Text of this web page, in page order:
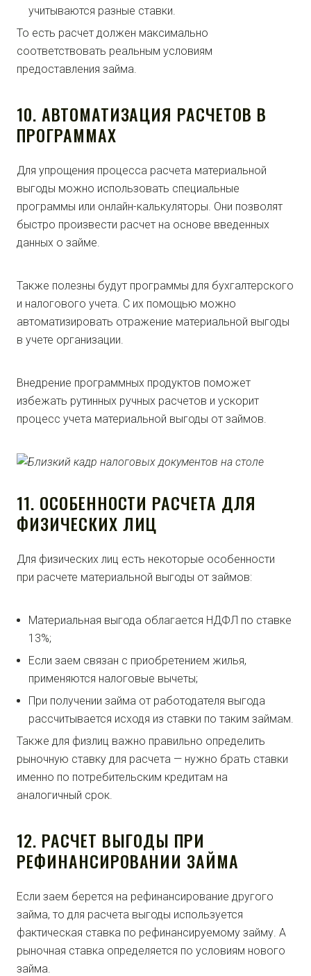
учитываются разные ставки.
То есть расчет должен максимально
соответствовать реальным условиям
предоставления займа.
10. АВТОМАТИЗАЦИЯ РАСЧЕТОВ В
ПРОГРАММАХ
Для упрощения процесса расчета материальной
выгоды можно использовать специальные
программы или онлайн-калькуляторы. Они позволят
быстро произвести расчет на основе введенных
данных о займе.
Также полезны будут программы для бухгалтерского
и налогового учета. С их помощью можно
автоматизировать отражение материальной выгоды
в учете организации.
Внедрение программных продуктов поможет
избежать рутинных ручных расчетов и ускорит
процесс учета материальной выгоды от займов.
11. ОСОБЕННОСТИ РАСЧЕТА ДЛЯ
ФИЗИЧЕСКИХ ЛИЦ
Для физических лиц есть некоторые особенности
при расчете материальной выгоды от займов:
Материальная выгода облагается НДФЛ по ставке
13%;
Если заем связан с приобретением жилья,
применяются налоговые вычеты;
При получении займа от работодателя выгода
рассчитывается исходя из ставки по таким займам.
Также для физлиц важно правильно определить
рыночную ставку для расчета — нужно брать ставки
именно по потребительским кредитам на
аналогичный срок.
12. РАСЧЕТ ВЫГОДЫ ПРИ
РЕФИНАНСИРОВАНИИ ЗАЙМА
Если заем берется на рефинансирование другого
займа, то для расчета выгоды используется
фактическая ставка по рефинансируемому займу. А
рыночная ставка определяется по условиям нового
займа.